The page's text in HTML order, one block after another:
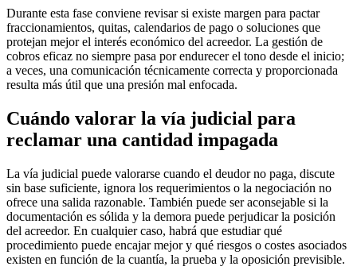
Durante esta fase conviene revisar si existe margen para pactar
fraccionamientos, quitas, calendarios de pago o soluciones que
protejan mejor el interés económico del acreedor. La gestión de
cobros eficaz no siempre pasa por endurecer el tono desde el inicio;
a veces, una comunicación técnicamente correcta y proporcionada
resulta más útil que una presión mal enfocada.
Cuándo valorar la vía judicial para
reclamar una cantidad impagada
La vía judicial puede valorarse cuando el deudor no paga, discute
sin base suficiente, ignora los requerimientos o la negociación no
ofrece una salida razonable. También puede ser aconsejable si la
documentación es sólida y la demora puede perjudicar la posición
del acreedor. En cualquier caso, habrá que estudiar qué
procedimiento puede encajar mejor y qué riesgos o costes asociados
existen en función de la cuantía, la prueba y la oposición previsible.